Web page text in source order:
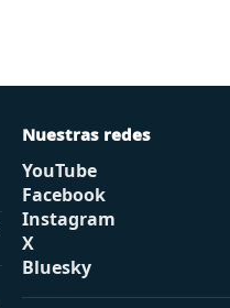
Nuestras redes
YouTube
Facebook
Instagram
X
Bluesky